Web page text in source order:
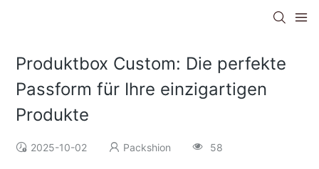
Produktbox Custom: Die perfekte
Passform für Ihre einzigartigen
Produkte
2025-10-02 Packshion 58